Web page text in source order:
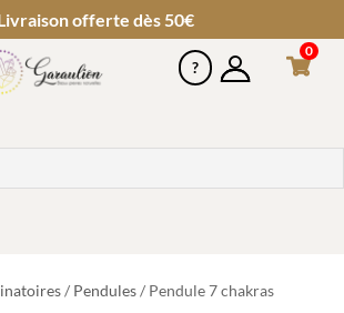
offerte dès 50€
0
/ Pendules/ Pendule 7 chakras